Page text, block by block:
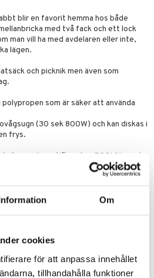
Om
cookies
för att anpassa innehållet
tillhandahålla funktioner
blir en favorit hemma hos både
med två fack och ett lock
man vill ha med avdelaren eller inte,
lägen.
och picknik men även som
som är säker att använda
(30 sek 800W) och kan diskas i
frys.
som är certifierad av BSCI för goda
Fabriken är certifierad enligt
9001 för att säkerställa god hantering